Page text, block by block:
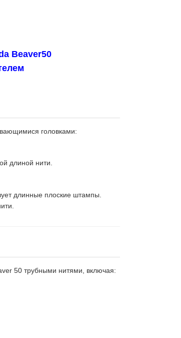
Beaver50
головками:
длиной нити.
длинные плоские штампы.
50 трубными нитями, включая: